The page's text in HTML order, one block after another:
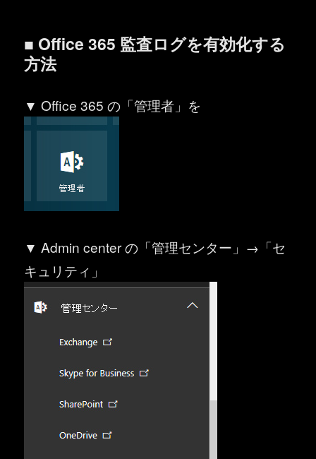
■ Office 365 監査ログを有効化する
方法
▼ Office 365 の「管理者」を
▼ Admin center の「管理センター」→「セ
キュリティ」